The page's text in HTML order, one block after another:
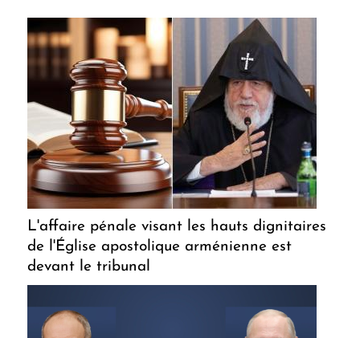
L'affaire pénale visant les hauts dignitaires
de l'Église apostolique arménienne est
devant le tribunal